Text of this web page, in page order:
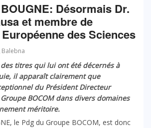
Désormais Dr.
et membre de
Européenne des Sciences
Balebna
titres qui lui ont été décernés à
ilapparaît clairement que
du Président Directeur
BOCOM dans divers domaines
méritoire.
le Pdg du Groupe BOCOM, est donc